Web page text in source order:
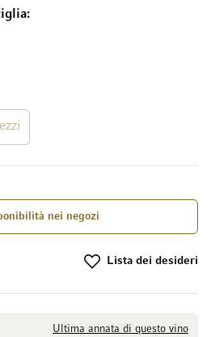
Ultima annata di questo vino
nei negozi
Lista dei desideri